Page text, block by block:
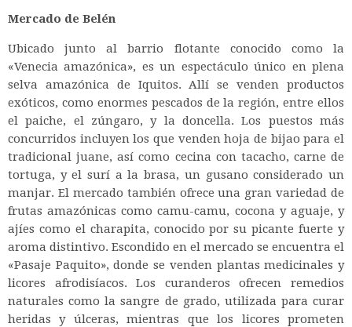
Mercado de Belén
Ubicado junto al barrio flotante conocido como la
«Venecia amazónica», es un espectáculo único en plena
selva amazónica de Iquitos. Allí se venden productos
exóticos, como enormes pescados de la región, entre ellos
el paiche, el zúngaro, y la doncella. Los puestos más
concurridos incluyen los que venden hoja de bijao para el
tradicional juane, así como cecina con tacacho, carne de
tortuga, y el surí a la brasa, un gusano considerado un
manjar. El mercado también ofrece una gran variedad de
frutas amazónicas como camu-camu, cocona y aguaje, y
ajíes como el charapita, conocido por su picante fuerte y
aroma distintivo. Escondido en el mercado se encuentra el
«Pasaje Paquito», donde se venden plantas medicinales y
licores afrodisíacos. Los curanderos ofrecen remedios
naturales como la sangre de grado, utilizada para curar
heridas y úlceras, mientras que los licores prometen